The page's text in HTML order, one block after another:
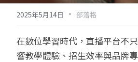
2025年5月14日 · 部落格
在數位學習時代，直播平台不
響教學體驗、招生效率與品牌